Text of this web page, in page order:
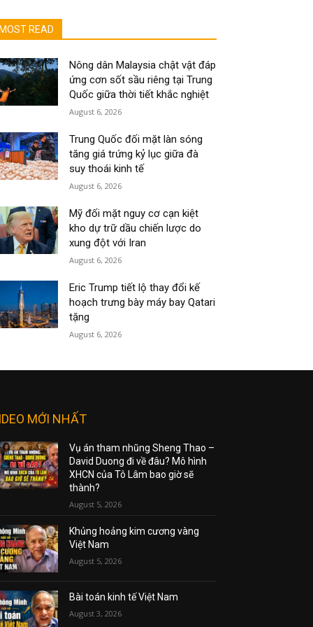
MOST READ
Nông dân Malaysia chật vật đáp
ứng cơn sốt sầu riêng tại Trung
Quốc giữa thời tiết khắc nghiệt
August 6, 2026
Trung Quốc đối mặt làn sóng
tăng giá trứng kỷ lục giữa đà
suy thoái kinh tế
August 6, 2026
Mỹ đối mặt nguy cơ cạn kiệt
kho dự trữ dầu chiến lược do
xung đột với Iran
August 6, 2026
Eric Trump tiết lộ thay đổi kế
hoạch trưng bày máy bay Qatari
tặng
August 6, 2026
MỚI NHẤT
Vụ án tham nhũng Sheng Thao –
David Duong đi về đâu? Mô hình
XHCN của Tô Lâm bao giờ sẽ
thành?
August 5, 2026
Khủng hoảng kim cương vàng
Việt Nam
August 5, 2026
Bài toán kinh tế Việt Nam
August 3, 2026